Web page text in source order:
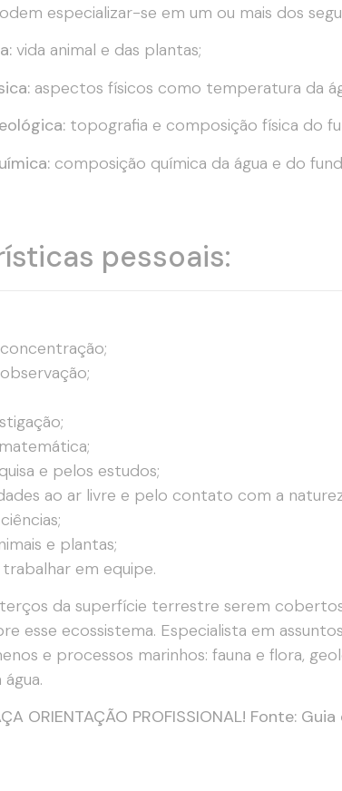
especializar-se em um ou mais dos
vida animal e das plantas;
aspectos físicos como temperatura da
topografia e composição física do
composição química da água e do
pessoais:
e pelos estudos;
ao ar livre e pelo contato com a
e plantas;
em equipe.
da superfície terrestre serem
esse ecossistema. Especialista em
e processos marinhos: fauna e flora,
ORIENTAÇÃO PROFISSIONAL! Fonte: